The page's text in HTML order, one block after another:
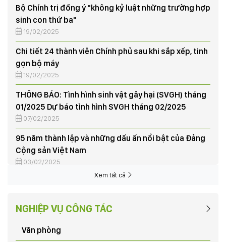
19/02/2025
Chi tiết 24 thành viên Chính phủ sau khi sắp xếp, tinh
gọn bộ máy
19/02/2025
THÔNG BÁO: Tình hình sinh vật gây hại (SVGH) tháng
01/2025 Dự báo tình hình SVGH tháng 02/2025
07/02/2025
95 năm thành lập và những dấu ấn nổi bật của Đảng
Cộng sản Việt Nam
03/02/2025
Tập huấn nghiệp vụ vay vốn Quỹ hỗ trợ nông dân
XUÂN, TRIỂN KHAI KẾ HOẠCH SẢN XUẤT VỤ MÙA NĂM
03/06/2024
Xem tất cả
NGHIỆP VỤ CÔNG TÁC
Văn phòng